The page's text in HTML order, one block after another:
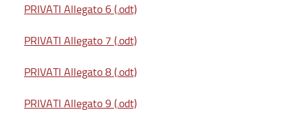
PRIVATI Allegato 6 (.odt)
PRIVATI Allegato 7 (.odt)
PRIVATI Allegato 8 (.odt)
PRIVATI Allegato 9 (.odt)